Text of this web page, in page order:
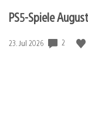
PS5-Spiele
Veröffentlichungsdatum:
23. Jul 2026 2